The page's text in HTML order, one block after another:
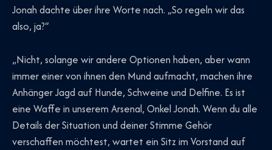
Jonah dachte über ihre Worte nach. „So regeln wir das
also, ja?“
„Nicht, solange wir andere Optionen haben, aber wann
immer einer von ihnen den Mund aufmacht, machen ihre
Anhänger Jagd auf Hunde, Schweine und Delfine. Es ist
eine Waffe in unserem Arsenal, Onkel Jonah. Wenn du alle
Details der Situation und deiner Stimme Gehör
verschaffen möchtest, wartet ein Sitz im Vorstand auf